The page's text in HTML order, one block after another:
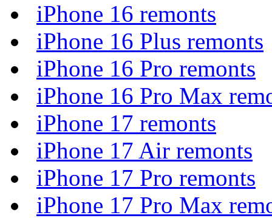
iPhone 16 remonts
iPhone 16 Plus remonts
iPhone 16 Pro remonts
iPhone 16 Pro Max
iPhone 17 remonts
iPhone 17 Air remonts
iPhone 17 Pro remonts
iPhone 17 Pro Max